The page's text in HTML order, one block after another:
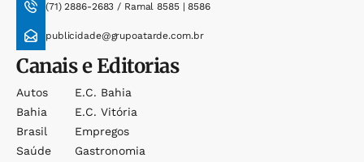
(71) 2886-2683 / Ramal 8585 | 8586
publicidade@grupoatarde.com.br
Canais e Editorias
Autos
Bahia
Brasil
Saúde
E.c. Bahia
E.c. Vitória
Empregos
Gastronomia